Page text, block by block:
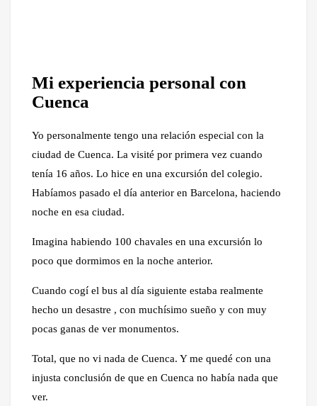
Mi experiencia personal con
Cuenca
Yo personalmente tengo una relación especial con la
ciudad de Cuenca. La visité por primera vez cuando
tenía 16 años. Lo hice en una excursión del colegio.
Habíamos pasado el día anterior en Barcelona, haciendo
noche en esa ciudad.
Imagina habiendo 100 chavales en una excursión lo
poco que dormimos en la noche anterior.
Cuando cogí el bus al día siguiente estaba realmente
hecho un desastre , con muchísimo sueño y con muy
pocas ganas de ver monumentos.
Total, que no vi nada de Cuenca. Y me quedé con una
injusta conclusión de que en Cuenca no había nada que
ver.